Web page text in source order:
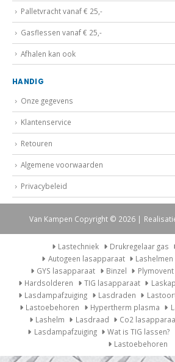
Palletvracht vanaf € 25,-
Gasflessen vanaf € 25,-
Afhalen kan ook
HANDIG
Onze gegevens
Klantenservice
Retouren
Algemene voorwaarden
Privacybeleid
Van Kampen Copyright © 2026 |
Lastechniek Drukregelaar gas
Autogeen lasapparaat
Lashelmen
GYS lasapparaat
Binzel Plymovent
Hardsolderen
TIG lasapparaat
Lasdampafzuiging
Lasdraden
Lastoebehoren
Hypertherm plasma
Lashelm
Lasdraad Co2
Lasdampafzuiging
Wat is TIG lassen?
Lastoebehoren